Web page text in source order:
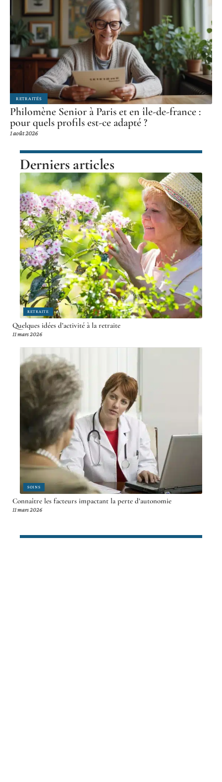
RETRAITÉS
Philomène Senior à Paris et en île-de-france :
pour quels profils est-ce adapté ?
1 août 2026
Derniers articles
RETRAITE
Quelques idées d’activité à la retraite
11 mars 2026
SOINS
Connaître les facteurs impactant la perte d’autonomie
11 mars 2026